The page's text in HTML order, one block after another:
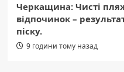
Черкащина: Чисті
відпочинок –
піску.
9 години тому назад